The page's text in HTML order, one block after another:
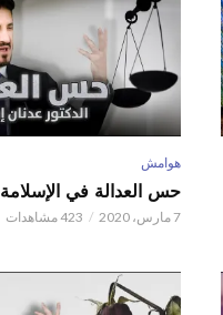
هوامش
حس العدالة في الإسلامة
7 مارس، 2020 423 مشاهدات